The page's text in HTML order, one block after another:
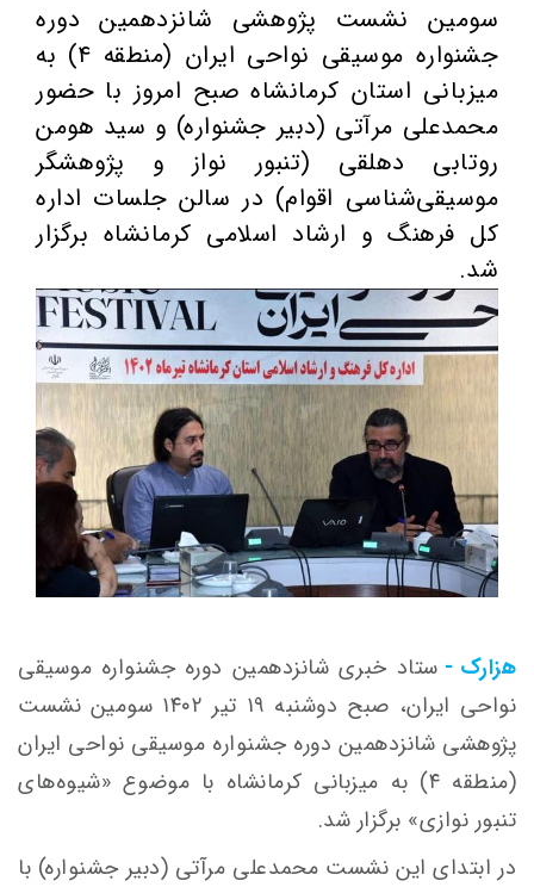
سومین نشست پژوهشی شانزدهمین دوره
جشنواره موسیقی نواحی ایران (منطقه ۴) به
میزبانی استان کرمانشاه صبح امروز با حضور
محمدعلی مرآتی (دبیر جشنواره) و سید هومن
روتابی دهلقی (تنبور نواز و پژوهشگر
موسیقی‌شناسی اقوام) در سالن جلسات اداره
کل فرهنگ و ارشاد اسلامی کرمانشاه برگزار
شد.
هزارک - ستاد خبری شانزدهمین دوره جشنواره موسیقی
نواحی ایران، صبح دوشنبه ۱۹ تیر ۱۴۰۲ سومین نشست
پژوهشی شانزدهمین دوره جشنواره موسیقی نواحی ایران
(منطقه ۴) به میزبانی کرمانشاه با موضوع «شیوه‌های
تنبور نوازی» برگزار شد.
در ابتدای این نشست محمدعلی مرآتی (دبیر جشنواره) با